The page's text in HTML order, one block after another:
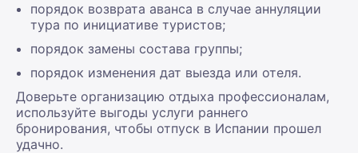
порядок возврата аванса в случае аннуляции
тура по инициативе туристов;
порядок замены состава группы;
порядок изменения дат выезда или отеля.
Доверьте организацию отдыха профессионалам,
используйте выгоды услуги раннего
бронирования, чтобы отпуск в Испании прошел
удачно.